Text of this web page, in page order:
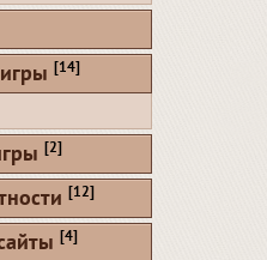
[14]
[2]
[12]
[4]